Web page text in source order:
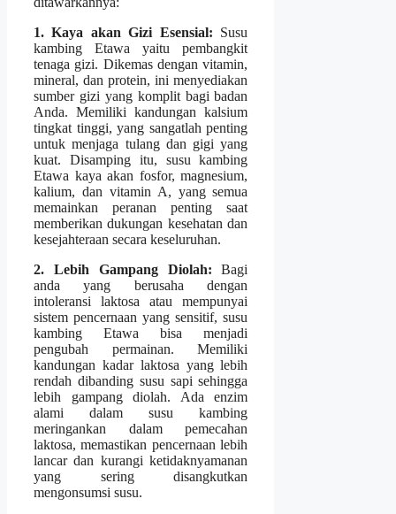
1. Kaya akan Gizi Esensial: Susu
kambing Etawa yaitu pembangkit
tenaga gizi. Dikemas dengan vitamin,
mineral, dan protein, ini menyediakan
sumber gizi yang komplit bagi badan
Anda. Memiliki kandungan kalsium
tingkat tinggi, yang sangatlah penting
untuk menjaga tulang dan gigi yang
kuat. Disamping itu, susu kambing
Etawa kaya akan fosfor, magnesium,
kalium, dan vitamin A, yang semua
memainkan peranan penting saat
memberikan dukungan kesehatan dan
kesejahteraan secara keseluruhan.
2. Lebih Gampang Diolah: Bagi
anda yang berusaha dengan
intoleransi laktosa atau mempunyai
sistem pencernaan yang sensitif, susu
kambing Etawa bisa menjadi
pengubah permainan. Memiliki
kandungan kadar laktosa yang lebih
rendah dibanding susu sapi sehingga
lebih gampang diolah. Ada enzim
alami dalam susu kambing
meringankan dalam pemecahan
laktosa, memastikan pencernaan lebih
lancar dan kurangi ketidaknyamanan
yang sering disangkutkan
mengonsumsi susu.